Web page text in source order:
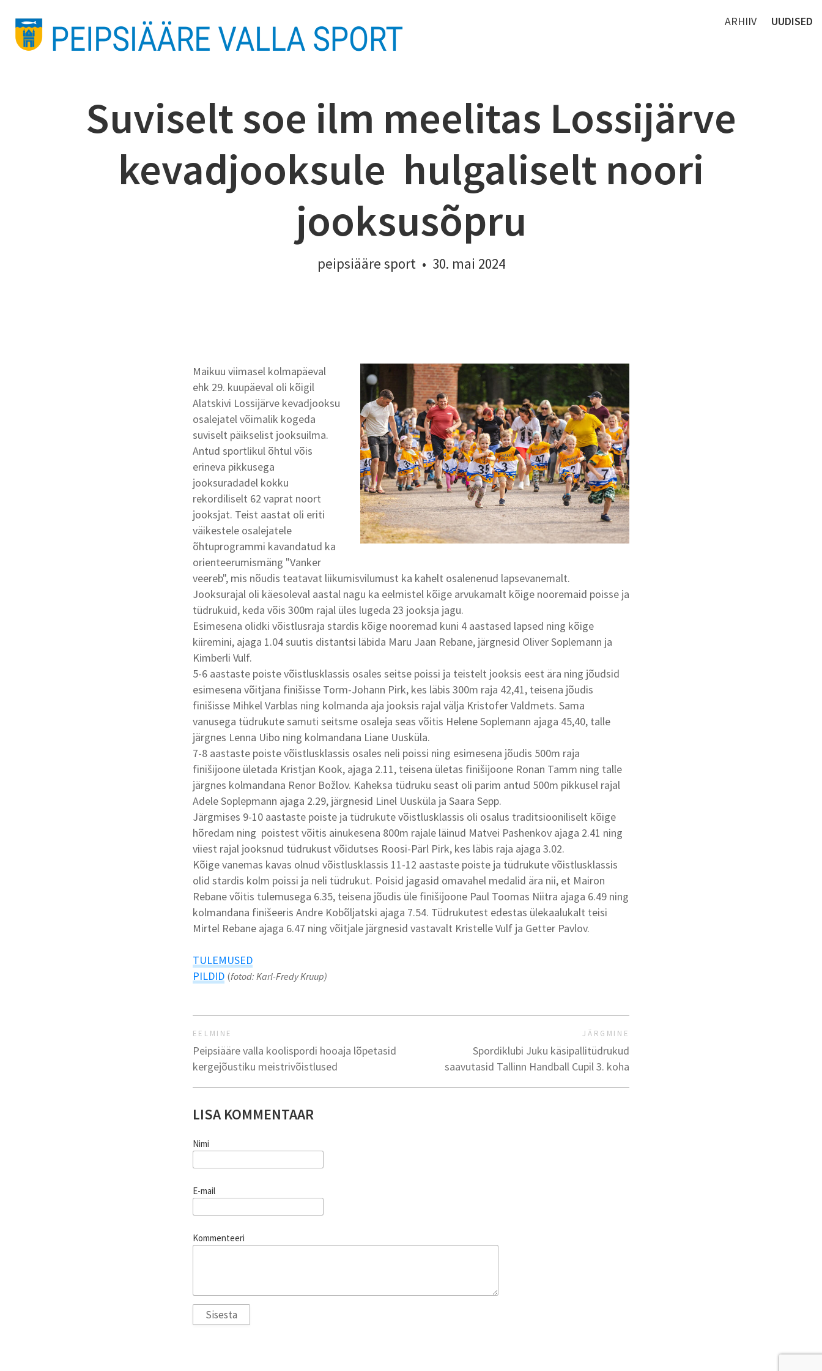
ARHIIV UUDISED
Suviselt soe ilm meelitas Lossijärve
kevadjooksule hulgaliselt noori
jooksusõpru
peipsiääre sport • 30. mai 2024
Maikuu viimasel kolmapäeval
ehk 29. kuupäeval oli kõigil
Alatskivi Lossijärve kevadjooksu
osalejatel võimalik kogeda
suviselt päikselist jooksuilma.
Antud sportlikul õhtul võis
erineva pikkusega
jooksuradadel kokku
rekordiliselt 62 vaprat noort
jooksjat. Teist aastat oli eriti
väikestele osalejatele
õhtuprogrammi kavandatud ka
orienteerumismäng "Vanker
veereb", mis nõudis teatavat liikumisvilumust ka kahelt osalenenud lapsevanemalt.
Jooksurajal oli käesoleval aastal nagu ka eelmistel kõige arvukamalt kõige nooremaid poisse ja
tüdrukuid, keda võis 300m rajal üles lugeda 23 jooksja jagu.
Esimesena olidki võistlusraja stardis kõige nooremad kuni 4 aastased lapsed ning kõige
kiiremini, ajaga 1.04 suutis distantsi läbida Maru Jaan Rebane, järgnesid Oliver Soplemann ja
Kimberli Vulf.
5-6 aastaste poiste võistlusklassis osales seitse poissi ja teistelt jooksis eest ära ning jõudsid
esimesena võitjana finišisse Torm-Johann Pirk, kes läbis 300m raja 42,41, teisena jõudis
finišisse Mihkel Varblas ning kolmanda aja jooksis rajal välja Kristofer Valdmets. Sama
vanusega tüdrukute samuti seitsme osaleja seas võitis Helene Soplemann ajaga 45,40, talle
järgnes Lenna Uibo ning kolmandana Liane Uusküla.
7-8 aastaste poiste võistlusklassis osales neli poissi ning esimesena jõudis 500m raja
finišijoone ületada Kristjan Kook, ajaga 2.11, teisena ületas finišijoone Ronan Tamm ning talle
järgnes kolmandana Renor Božlov. Kaheksa tüdruku seast oli parim antud 500m pikkusel rajal
Adele Soplepmann ajaga 2.29, järgnesid Linel Uusküla ja Saara Sepp.
Järgmises 9-10 aastaste poiste ja tüdrukute võistlusklassis oli osalus traditsiooniliselt kõige
hõredam ning poistest võitis ainukesena 800m rajale läinud Matvei Pashenkov ajaga 2.41 ning
viiest rajal jooksnud tüdrukust võidutses Roosi-Pärl Pirk, kes läbis raja ajaga 3.02.
Kõige vanemas kavas olnud võistlusklassis 11-12 aastaste poiste ja tüdrukute võistlusklassis
olid stardis kolm poissi ja neli tüdrukut. Poisid jagasid omavahel medalid ära nii, et Mairon
Rebane võitis tulemusega 6.35, teisena jõudis üle finišijoone Paul Toomas Niitra ajaga 6.49 ning
kolmandana finišeeris Andre Kobõljatski ajaga 7.54. Tüdrukutest edestas ülekaalukalt teisi
Mirtel Rebane ajaga 6.47 ning võitjale järgnesid vastavalt Kristelle Vulf ja Getter Pavlov.
TULEMUSED
PILDID (fotod: Karl-Fredy Kruup)
EELMINE
Peipsiääre valla koolispordi hooaja lõpetasid
kergejõustiku meistrivõistlused
JÄRGMINE
Spordiklubi Juku käsipallitüdrukud
saavutasid Tallinn Handball Cupil 3. koha
LISA KOMMENTAAR
Nimi
E-mail
Kommenteeri